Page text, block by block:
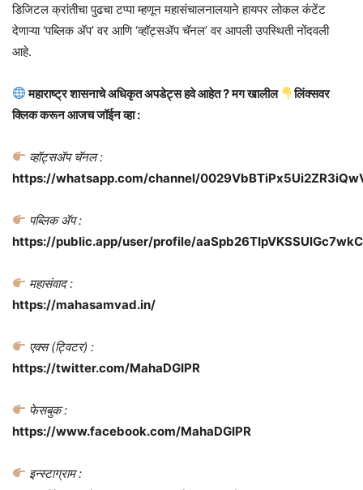
डिजिटल क्रांतीचा पुढचा टप्पा म्हणून महासंचालनालयाने हायपर लोकल कंटेंट
देणाऱ्या ‘पब्लिक ॲप’ वर आणि ‘व्हॉट्सॲप चॅनल’ वर आपली उपस्थिती नोंदवली
आहे.
महाराष्ट्र शासनाचे अधिकृत अपडेट्स हवे आहेत ? मग खालील
लिंक्सवर
क्लिक करून आजच जॉईन व्हा :
व्हॉट्सॲप चॅनल :
https://whatsapp.com/channel/
पब्लिक ॲप :
https://public.app/user/profile/
महासंवाद :
https://mahasamvad.in/
एक्स (ट्विटर) :
https://twitter.com/MahaDGIPR
फेसबुक :
https://www.facebook.com/MahaDGIPR
इन्स्टाग्राम :